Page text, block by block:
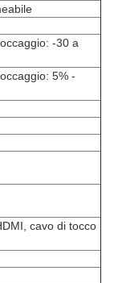
-30 a
5% -
cavo di tocco